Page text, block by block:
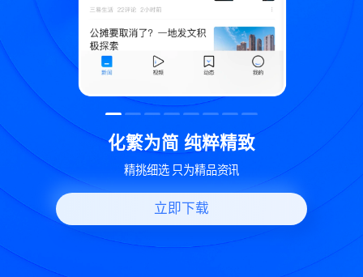
致 世界变化 热问一下
好问题好回答 多元视角看问题
立即下载